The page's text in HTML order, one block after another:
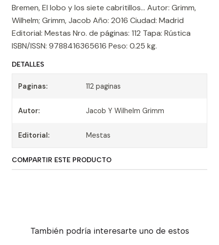
Bremen, El lobo y los siete cabritillos… Autor: Grimm,
Wilhelm; Grimm, Jacob Año: 2016 Ciudad: Madrid
Editorial: Mestas Nro. de páginas: 112 Tapa: Rústica
ISBN/ISSN: 9788416365616 Peso: 0.25 kg.
DETALLES
Paginas: 112 paginas
Autor: Jacob Y Wilhelm Grimm
Editorial: Mestas
COMPARTIR ESTE PRODUCTO
También podría interesarte uno de estos